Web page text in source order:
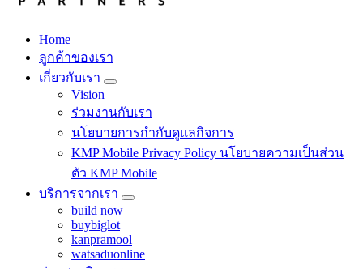
Fintech สำหรับวงการรับเหมาก่อสร้าง สู่อนาคตที่ดีกว่าไปพร้อม
กับเรา เพราะโอกาสรอไม่ได้
Home
ลูกค้าของเรา
เกี่ยวกับเรา
Vision
ร่วมงานกับเรา
นโยบายการกำกับดูแลกิจการ
KMP Mobile Privacy Policy นโยบายความเป็นส่วน
ตัว KMP Mobile
บริการจากเรา
build now
buybiglot
kanpramool
watsaduonline